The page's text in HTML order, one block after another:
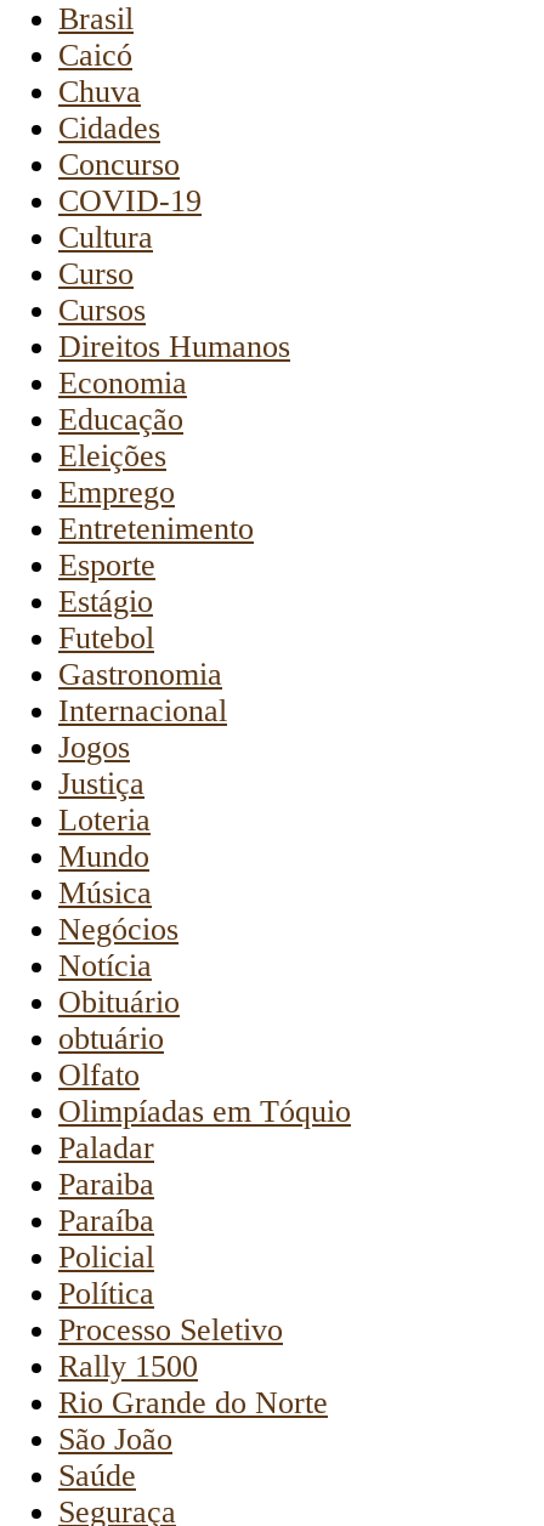
Brasil
Caicó
Chuva
Cidades
Concurso
COVID-19
Cultura
Curso
Cursos
Direitos Humanos
Economia
Educação
Eleições
Emprego
Entretenimento
Esporte
Estágio
Futebol
Gastronomia
Internacional
Jogos
Justiça
Loteria
Mundo
Música
Negócios
Notícia
Obituário
obtuário
Olfato
Olimpíadas em Tóquio
Paladar
Paraiba
Paraíba
Policial
Política
Processo Seletivo
Rally 1500
Rio Grande do Norte
São João
Saúde
Seguraça